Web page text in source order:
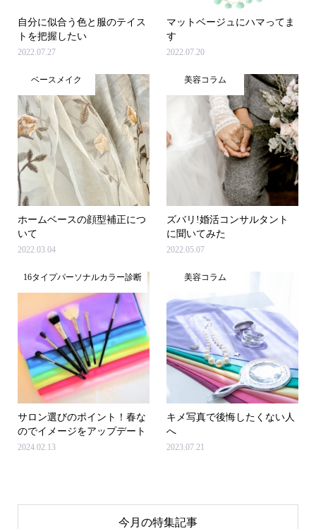
自分に似合う色と服のテイス
トを把握したい
2022.07.27
マットベージュにハマってま
す
2022.07.20
ベースメイク
ホームベースの顔型補正につ
いて
2022.03.04
美容コラム
ズバリ!婚活コンサルタント
に聞いてみた
2022.05.07
16タイプパーソナルカラー診断
サロン選びのポイント！春な
のでイメージをアップデート
2024.02.13
美容コラム
キメ写真で後悔したくない人
へ
2023.07.21
今月の特集記事